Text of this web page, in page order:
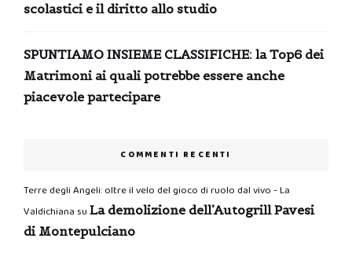
scolastici e il diritto allo studio
SPUNTIAMO INSIEME CLASSIFICHE: la Top6 dei
Matrimoni ai quali potrebbe essere anche
piacevole partecipare
COMMENTI RECENTI
Terre degli Angeli: oltre il velo del gioco di ruolo dal vivo - La
Valdichiana su La demolizione dell’Autogrill Pavesi
di Montepulciano